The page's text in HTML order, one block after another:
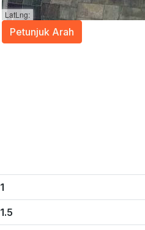
LatLng:
Petunjuk Arah
1
1.5